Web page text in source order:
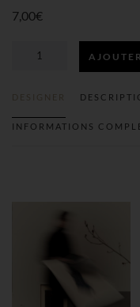
7,00€
QUANTITÉ
DESIGNER
INFORMATIONS